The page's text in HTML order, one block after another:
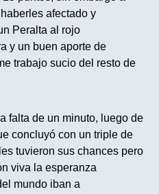
afectado y
Peralta al rojo
y un buen aporte de
trabajo sucio del resto de
falta de un minuto, luego de
concluyó con un triple de
tuvieron sus chances pero
viva la esperanza
mundo iban a